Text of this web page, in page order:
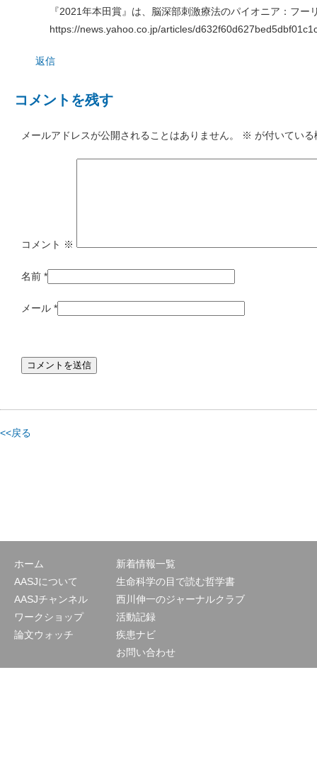
『2021年本田賞』は、脳深部刺激療法のパイオニア：フー
https://news.yahoo.co.jp/articles/
返信
コメントを残す
メールアドレスが公開されることはありません。 ※ が付いてい
コメント ※
名前 *
メール *
<<戻る
ホーム
AASJについて
AASJチャンネル
ワークショップ
論文ウォッチ
新着情報一覧
生命科学の目で読む哲学書
西川伸一のジャーナルクラブ
活動記録
疾患ナビ
お問い合わせ